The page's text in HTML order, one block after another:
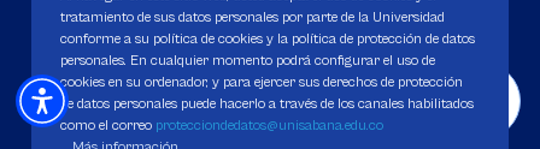
Ministerio de Educación Nacional.
Política de Protección de datos
tratamiento de sus datos personales por parte de la Universidad
conforme a su política de cookies y la política de protección de datos
personales. En cualquier momento podrá configurar el uso de
cookies en su ordenador, y para ejercer sus derechos de protección
de datos personales puede hacerlo a través de los canales habilitados
como el correo protecciondedatos@unisabana.edu.co